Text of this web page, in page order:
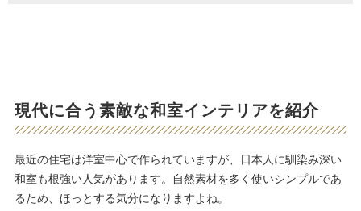
現代に合う素敵な和室インテリアを紹介
最近の住宅は洋室中心で作られていますが、日本人に馴染み深い
和室も根強い人気があります。自然素材を多く使いシンプルであ
るため、ほっとする気分になりますよね。